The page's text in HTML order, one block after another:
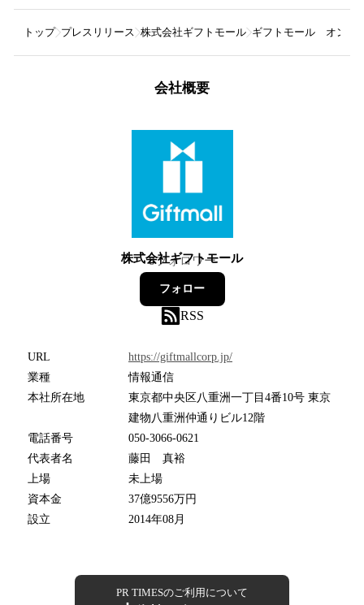
トップ プレスリリース 株式会社ギフトモール ギフトモール オンラ
会社概要
株式会社ギフトモール
8フォロワー
フォロー
RSS
URL
https://giftmallcorp.jp/
業種
情報通信
本社所在地
東京都中央区八重洲一丁目4番10号 東京
建物八重洲仲通りビル12階
電話番号
050-3066-0621
代表者名
藤田 真裕
上場
未上場
資本金
37億9556万円
設立
2014年08月
PR TIMESのご利用について